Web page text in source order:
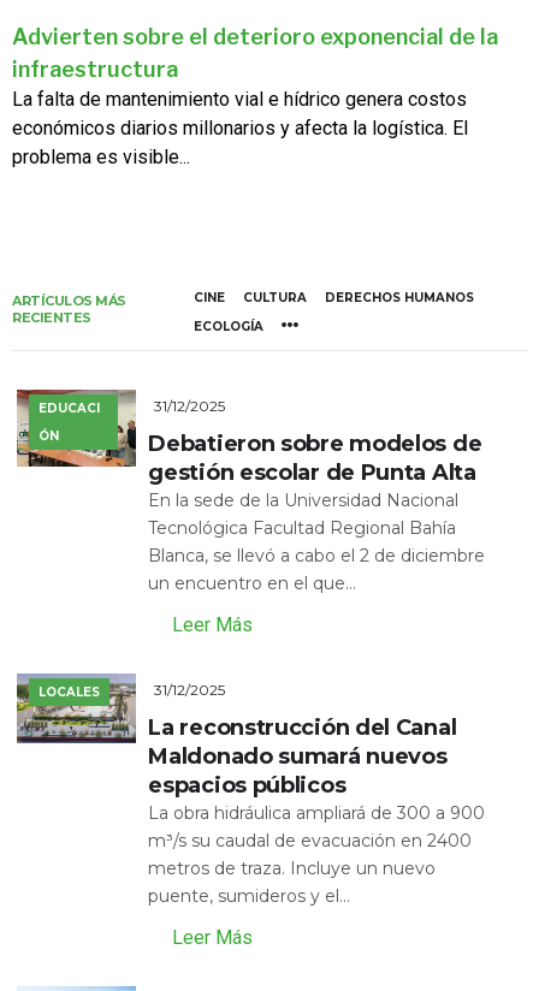
Advierten sobre el deterioro exponencial de la
infraestructura
La falta de mantenimiento vial e hídrico genera costos
económicos diarios millonarios y afecta la logística. El
problema es visible...
ARTÍCULOS MÁS
RECIENTES
CINE CULTURA
DERECHOS HUMANOS
ECOLOGÍA
EDUCACI
ÓN
31/12/2025
Debatieron sobre modelos de
gestión escolar de Punta Alta
En la sede de la Universidad Nacional
Tecnológica Facultad Regional Bahía
Blanca, se llevó a cabo el 2 de diciembre
un encuentro en el que...
Leer Más
LOCALES 31/12/2025
La reconstrucción del Canal
Maldonado sumará nuevos
espacios públicos
La obra hidráulica ampliará de 300 a 900
m³/s su caudal de evacuación en 2400
metros de traza. Incluye un nuevo
puente, sumideros y el...
Leer Más